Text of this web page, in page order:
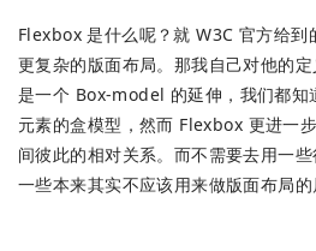
Flexbox 是什么呢？就 W3C 官方给到
更复杂的版面布局。那我自己对他的
是一个 Box-model 的延伸，我们都
元素的盒模型，然而 Flexbox 更进一
间彼此的相对关系。而不需要去用一
一些本来其实不应该用来做版面布局的